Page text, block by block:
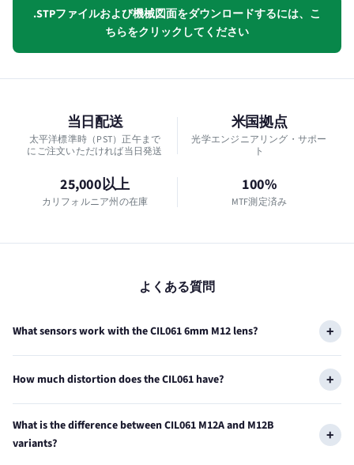
.STPファイルおよび機械図面をダウンロードするには、こ
ちらをクリックしてください
当日配送
太平洋標準時（PST）正午まで
にご注文いただければ当日発送
米国拠点
光学エンジニアリング・サポー
ト
25,000以上
カリフォルニア州の在庫
100%
MTF測定済み
よくある質問
What sensors work with the CIL061 6mm M12 lens?
How much distortion does the CIL061 have?
What is the difference between CIL061 M12A and M12B
variants?